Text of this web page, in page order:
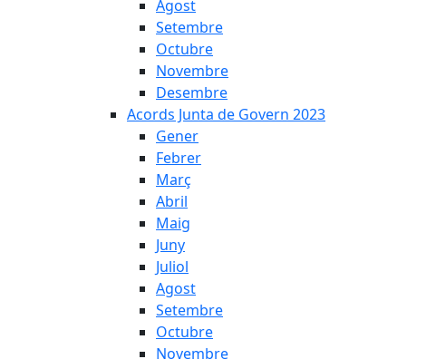
Agost
Setembre
Octubre
Novembre
Desembre
Acords Junta de Govern 2023
Gener
Febrer
Març
Abril
Maig
Juny
Juliol
Agost
Setembre
Octubre
Novembre